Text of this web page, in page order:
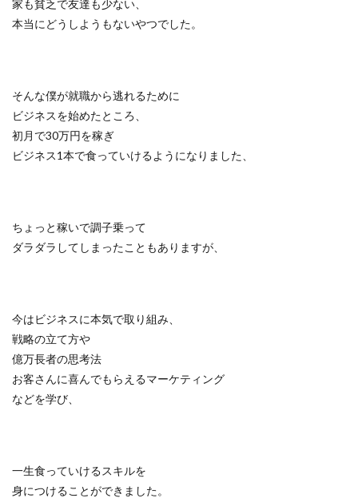
家も貧乏で友達も少ない、
本当にどうしようもないやつでした。
そんな僕が就職から逃れるために
ビジネスを始めたところ、
初月で30万円を稼ぎ
ビジネス1本で食っていけるようになりました、
ちょっと稼いで調子乗って
ダラダラしてしまったこともありますが、
今はビジネスに本気で取り組み、
戦略の立て方や
億万長者の思考法
お客さんに喜んでもらえるマーケティング
などを学び、
一生食っていけるスキルを
身につけることができました。